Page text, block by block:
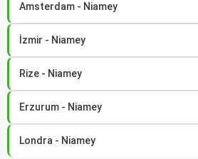
Amsterdam - Niamey
İzmir - Niamey
Rize - Niamey
Erzurum - Niamey
Londra - Niamey